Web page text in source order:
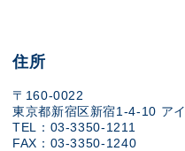
住所
〒160-0022
東京都新宿区新宿1-4-10 ア
TEL：03-3350-1211
FAX：03-3350-1240